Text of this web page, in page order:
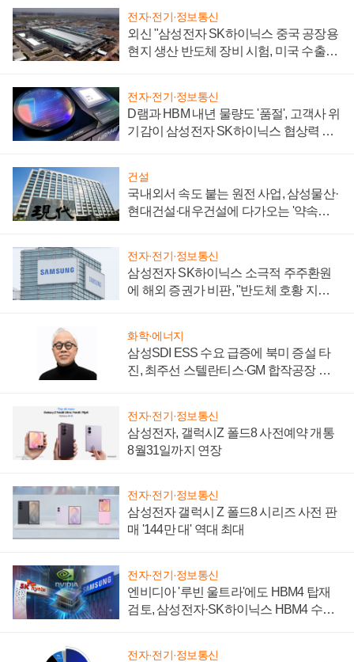
전자·전기·정보통신
외신 "삼성전자 SK하이닉스 중국 공장용
현지 생산 반도체 장비 시험, 미국 수출통
전자·전기·정보통신
D램과 HBM 내년 물량도 '품절', 고객사 위
기감이 삼성전자 SK하이닉스 협상력 더
건설
국내외서 속도 붙는 원전 사업, 삼성물산·
현대건설·대우건설에 다가오는 '약속의
전자·전기·정보통신
삼성전자 SK하이닉스 소극적 주주환원
에 해외 증권가 비판, "반도체 호황 지속
화학·에너지
삼성SDI ESS 수요 급증에 북미 증설 타
진, 최주선 스텔란티스·GM 합작공장 건
전자·전기·정보통신
삼성전자, 갤럭시Z 폴드8 사전예약 개통
8월31일까지 연장
전자·전기·정보통신
삼성전자 갤럭시 Z 폴드8 시리즈 사전 판
매 '144만 대' 역대 최대
전자·전기·정보통신
엔비디아 '루빈 울트라'에도 HBM4 탑재
검토, 삼성전자·SK하이닉스 HBM4 수율
전자·전기·정보통신